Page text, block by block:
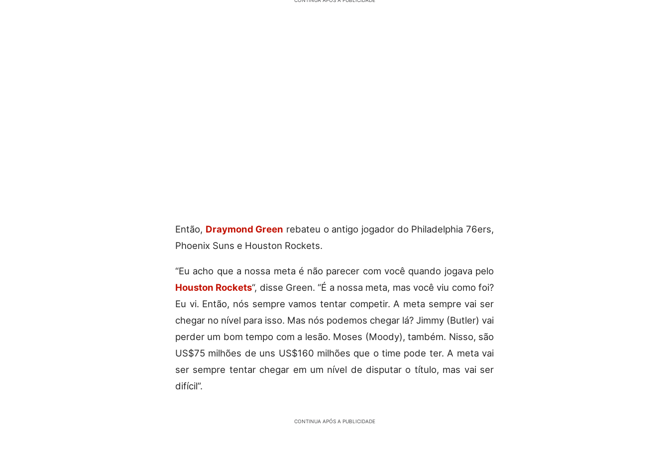
Então, Draymond Green rebateu o antigo jogador do Philadelphia 76ers,
Phoenix Suns e Houston Rockets.
“Eu acho que a nossa meta é não parecer com você quando jogava pelo
Houston Rockets“, disse Green. “É a nossa meta, mas você viu como foi?
Eu vi. Então, nós sempre vamos tentar competir. A meta sempre vai ser
chegar no nível para isso. Mas nós podemos chegar lá? Jimmy (Butler) vai
perder um bom tempo com a lesão. Moses (Moody), também. Nisso, são
US$75 milhões de uns US$160 milhões que o time pode ter. A meta vai
ser sempre tentar chegar em um nível de disputar o título, mas vai ser
difícil”.
CONTINUA APÓS A PUBLICIDADE